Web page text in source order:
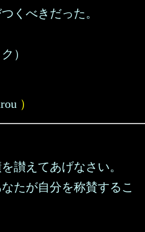
くべきだった。
）
）
讃えてあげなさい。
たが自分を称賛するこ